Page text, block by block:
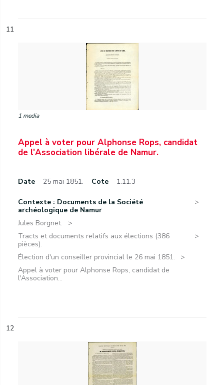
11
1 media
Appel à voter pour Alphonse Rops, candidat
de l'Association libérale de Namur.
Date 25 mai 1851. Cote 1.11.3
Contexte : Documents de la Société
archéologique de Namur
Jules Borgnet.
Tracts et documents relatifs aux élections (386
pièces).
Élection d'un conseiller provincial le 26 mai 1851.
Appel à voter pour Alphonse Rops, candidat de
l'Association...
12